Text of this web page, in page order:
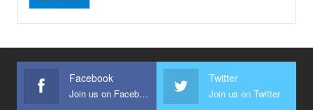
Facebook
Join us on Facebook
Twitter
Join us on Twitter